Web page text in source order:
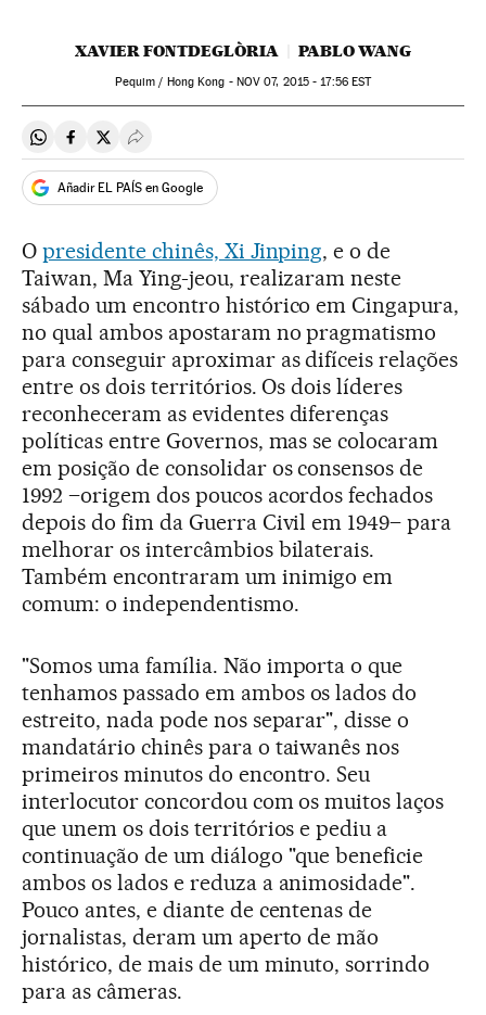
XAVIER FONTDEGLÒRIA PABLO WANG
Pequim / Hong Kong - NOV 07, 2015 - 17:56EST
Compartir en Whatsapp
Compartir en Facebook
Compartir en Twitter
Desplegar Redes Sociales
Añadir EL PAÍS en Google
O presidente chinês, Xi Jinping, e o de
Taiwan, Ma Ying-jeou, realizaram neste
sábado um encontro histórico em Cingapura,
no qual ambos apostaram no pragmatismo
para conseguir aproximar as difíceis relações
entre os dois territórios. Os dois líderes
reconheceram as evidentes diferenças
políticas entre Governos, mas se colocaram
em posição de consolidar os consensos de
1992 –origem dos poucos acordos fechados
depois do fim da Guerra Civil em 1949– para
melhorar os intercâmbios bilaterais.
Também encontraram um inimigo em
comum: o independentismo.
"Somos uma família. Não importa o que
tenhamos passado em ambos os lados do
estreito, nada pode nos separar", disse o
mandatário chinês para o taiwanês nos
primeiros minutos do encontro. Seu
interlocutor concordou com os muitos laços
que unem os dois territórios e pediu a
continuação de um diálogo "que beneficie
ambos os lados e reduza a animosidade".
Pouco antes, e diante de centenas de
jornalistas, deram um aperto de mão
histórico, de mais de um minuto, sorrindo
para as câmeras.